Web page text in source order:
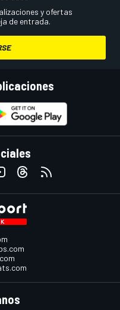
y ofertas
de entrada.